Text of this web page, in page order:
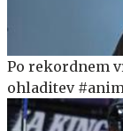
Po rekordnem
ohladitev